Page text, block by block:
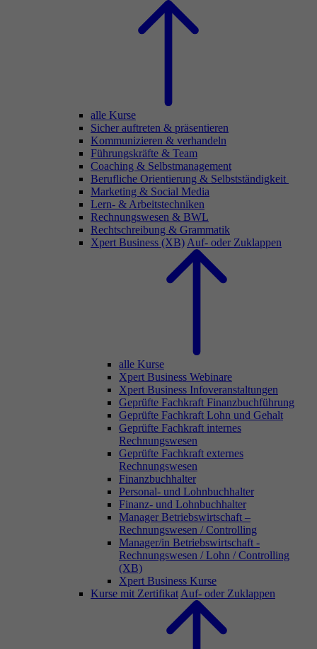
alle Kurse
Sicher auftreten & präsentieren
Kommunizieren & verhandeln
Führungskräfte & Team
Coaching & Selbstmanagement
Berufliche Orientierung & Selbstständigkeit
Marketing & Social Media
Lern- & Arbeitstechniken
Rechnungswesen & BWL
Rechtschreibung & Grammatik
Xpert Business (XB) Auf- oder Zuklappen
alle Kurse
Xpert Business Webinare
Xpert Business Infoveranstaltungen
Geprüfte Fachkraft Finanzbuchführung
Geprüfte Fachkraft Lohn und Gehalt
Geprüfte Fachkraft internes
Rechnungswesen
Geprüfte Fachkraft externes
Rechnungswesen
Finanzbuchhalter
Personal- und Lohnbuchhalter
Finanz- und Lohnbuchhalter
Manager Betriebswirtschaft –
Rechnungswesen / Controlling
Manager/in Betriebswirtschaft -
Rechnungswesen / Lohn / Controlling
(XB)
Xpert Business Kurse
Kurse mit Zertifikat Auf- oder Zuklappen